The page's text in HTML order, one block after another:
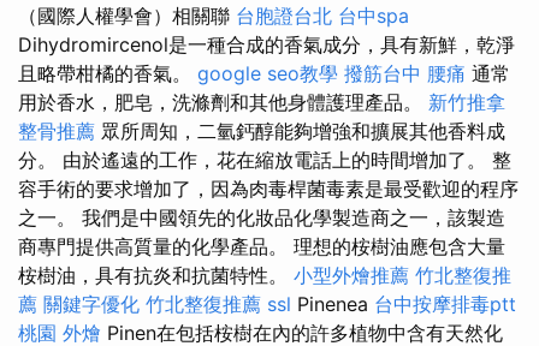
（國際人權學會）相關聯 台胞證台北 台中spa
Dihydromircenol是一種合成的香氣成分，具有新鮮，乾淨
且略帶柑橘的香氣。 google seo教學 撥筋台中 腰痛 通常
用於香水，肥皂，洗滌劑和其他身體護理產品。 新竹推拿
整骨推薦 眾所周知，二氫鈣醇能夠增強和擴展其他香料成
分。 由於遙遠的工作，花在縮放電話上的時間增加了。 整
容手術的要求增加了，因為肉毒桿菌毒素是最受歡迎的程序
之一。 我們是中國領先的化妝品化學製造商之一，該製造
商專門提供高質量的化學產品。 理想的桉樹油應包含大量
桉樹油，具有抗炎和抗菌特性。 小型外燴推薦 竹北整復推
薦 關鍵字優化 竹北整復推薦 ssl Pinenea 台中按摩排毒ptt
桃園 外燴 Pinen在包括桉樹在內的許多植物中含有天然化